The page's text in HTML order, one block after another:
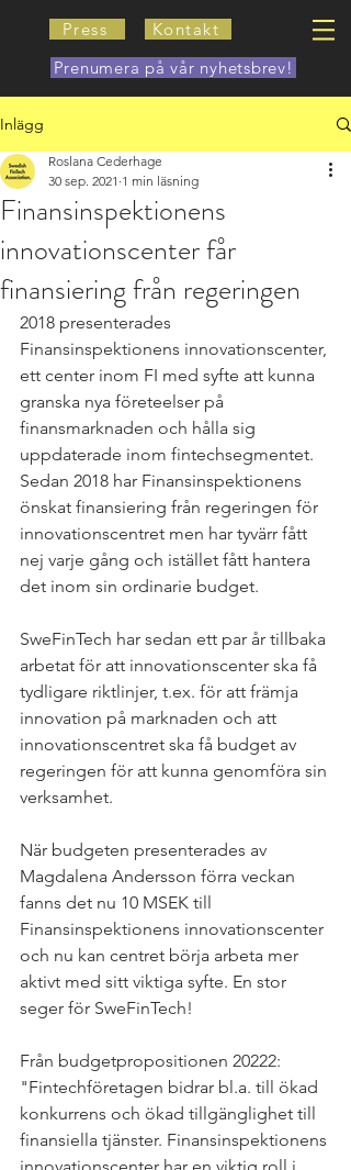
Press
Kontakt
Prenumera på vår nyhetsbrev!
Inlägg
Finansinspektionens
innovationscenter får
finansiering från regeringen
Roslana Cederhage
30 sep. 2021 1 min läsning
2018 presenterades
Finansinspektionens innovationscenter,
ett center inom FI med syfte att kunna
granska nya företeelser på
finansmarknaden och hålla sig
uppdaterade inom fintechsegmentet.
Sedan 2018 har Finansinspektionens
önskat finansiering från regeringen för
innovationscentret men har tyvärr fått
nej varje gång och istället fått hantera
det inom sin ordinarie budget.
SweFinTech har sedan ett par år tillbaka
arbetat för att innovationscenter ska få
tydligare riktlinjer, t.ex. för att främja
innovation på marknaden och att
innovationscentret ska få budget av
regeringen för att kunna genomföra sin
verksamhet.
När budgeten presenterades av
Magdalena Andersson förra veckan
fanns det nu 10 MSEK till
Finansinspektionens innovationscenter
och nu kan centret börja arbeta mer
aktivt med sitt viktiga syfte. En stor
seger för SweFinTech!
Från budgetpropositionen 20222:
"Fintechföretagen bidrar bl.a. till ökad
konkurrens och ökad tillgänglighet till
finansiella tjänster. Finansinspektionens